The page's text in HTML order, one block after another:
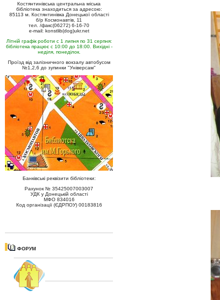
Костянтинівська центральна міська
бібліотека знаходиться за адресою:
85113 м. Костянтинівка Донецької області
б/р Космонавтів, 11
тел. /факс(06272) 6-16-70
e-mail: konstlib(dog)ukr.net
Літній графік роботи с 1 липня по 31 серпня:
бібліотека працює с 10:00 до 18:00. Вихідні -
неділя, понеділок.
Проїзд від залізничного вокзалу автобусом
№1,2,6 до зупинки "Універсам"
Банківські реквізити бібліотеки:
Рахунок № 35425007003007
УДК у Донецькій області
МФО 834016
Код організації (ЄДРПОУ) 00183816
ФОРУМ